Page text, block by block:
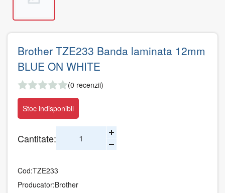
Brother TZE233 Banda laminata 12mm
BLUE ON WHITE
(0 recenzii)
Stoc indisponibil
Cantitate:
Cod:TZE233
Producator:Brother